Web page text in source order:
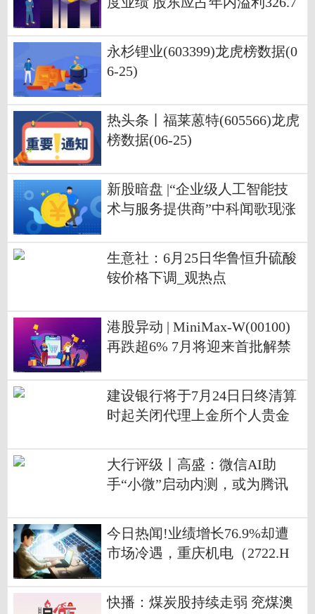
永杉锂业(603399)龙虎榜数据(0
6-25)
热头条丨福莱蒽特(605566)龙虎
榜数据(06-25)
新股暗盘 |“企业级人工智能技
术与服务提供商”中科闻歌现涨
生意社：6月25日华鲁恒升硫酸
铵价格下调_观热点
港股异动 | MiniMax-W(00100)
再跌超6% 7月将迎来首批解禁
建设银行将于7月24日日终清算
时起关闭代理上金所个人贵金
大行评级丨高盛：微信AI助
手“小微”启动内测，或为腾讯
今日热闻!业绩增长76.9%却遭
市场冷遇，重庆机电（2722.H
快播：煤炭股持续走弱 兖煤澳